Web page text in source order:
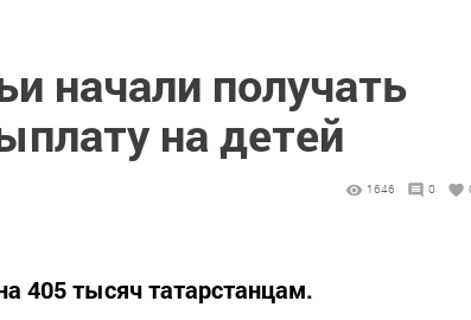
начали получать
на детей
1646 0
405 тысяч татарстанцам.